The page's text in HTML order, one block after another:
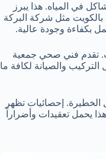
في المياه. هذا يبرز
مثل شركة البركة
بكفاءة وجودة عالية.
تقدم فني صحي جمعية
والصيانة لكافة ما
الخطيرة. إحصائيات تظهر
يحمل تعقيدات وأضراراً